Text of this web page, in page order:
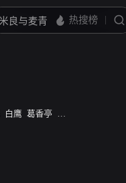
白鹰 葛香亭 萧锦